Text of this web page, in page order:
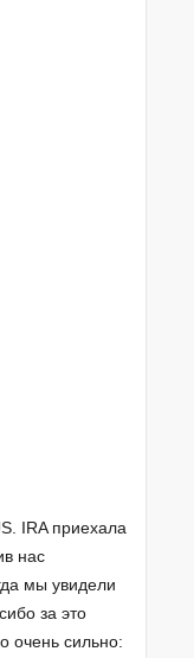
IRA приехала
нас
мы увидели
за это
очень сильно: